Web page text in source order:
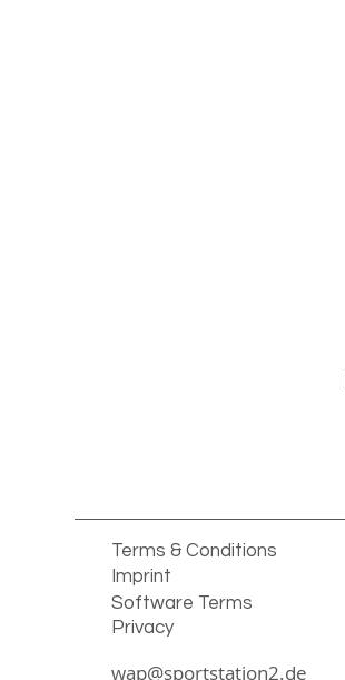
Terms & Conditions
Imprint
Software Terms
Privacy
wap@sportstation2.de